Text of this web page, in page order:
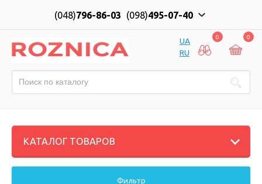
(048)796-86-03 (098)495-07-40
UA
RU
0 0
КАТАЛОГ ТОВАРОВ
Фильтр